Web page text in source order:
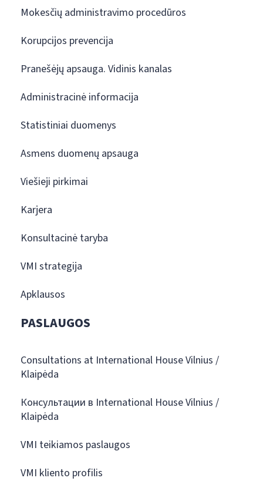
Mokesčių administravimo procedūros
Korupcijos prevencija
Pranešėjų apsauga. Vidinis kanalas
Administracinė informacija
Statistiniai duomenys
Asmens duomenų apsauga
Viešieji pirkimai
Karjera
Konsultacinė taryba
VMI strategija
Apklausos
PASLAUGOS
Consultations at International House Vilnius /
Klaipėda
Консультации в International House Vilnius /
Klaipėda
VMI teikiamos paslaugos
VMI kliento profilis